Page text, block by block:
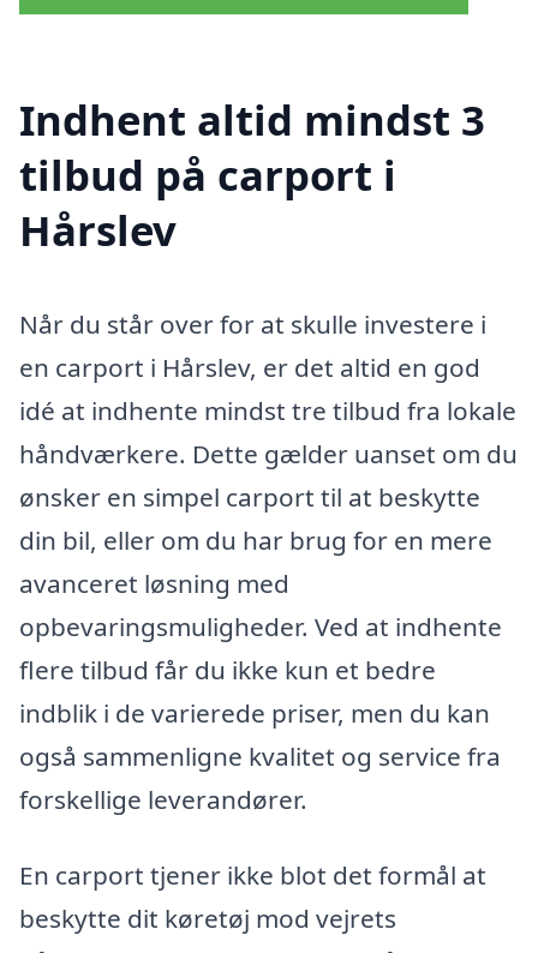
Indhent altid mindst 3
tilbud på carport i
Hårslev
Når du står over for at skulle investere i
en carport i Hårslev, er det altid en god
idé at indhente mindst tre tilbud fra lokale
håndværkere. Dette gælder uanset om du
ønsker en simpel carport til at beskytte
din bil, eller om du har brug for en mere
avanceret løsning med
opbevaringsmuligheder. Ved at indhente
flere tilbud får du ikke kun et bedre
indblik i de varierede priser, men du kan
også sammenligne kvalitet og service fra
forskellige leverandører.
En carport tjener ikke blot det formål at
beskytte dit køretøj mod vejrets